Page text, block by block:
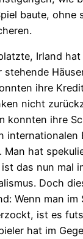
baute, ohne
Irland hat
stehende
ihre
nicht
konnten ihre
internationalen
Man hat
das nun mal
Doch
Wenn man im
ist es
hat im